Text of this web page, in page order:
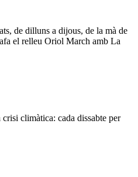
de dilluns a dijous, de la mà de
el relleu Oriol March amb La
climàtica: cada dissabte per